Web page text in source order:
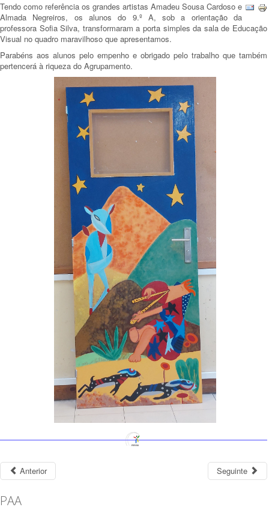
Tendo como referência os grandes artistas Amadeu Sousa Cardoso e
Almada Negreiros, os alunos do 9.º A, sob a orientação da
professora Sofia Silva, transformaram a porta simples da sala de Educação
Visual no quadro maravilhoso que apresentamos.
Parabéns aos alunos pelo empenho e obrigado pelo trabalho que também
pertencerá à riqueza do Agrupamento.
Anterior Seguinte
PAA